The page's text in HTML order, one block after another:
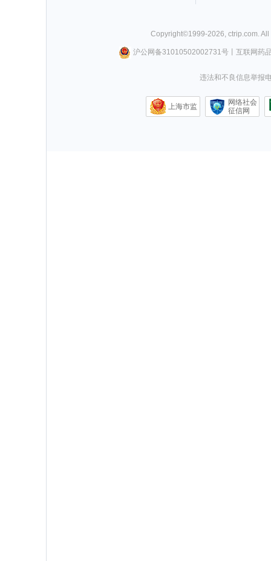
Copyright©1999-2026 ctrip.com .
沪公网备31010502002731号丨 互联网药
违法和不良信息举报
上海市监
网络社会
征信网